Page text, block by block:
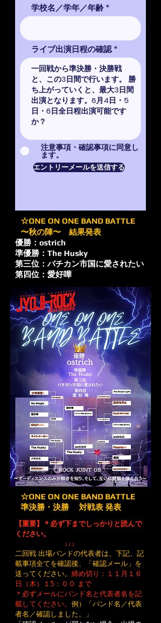
学校名／学年／年齢
ライブ出演日程の確認
注意事項・確認事項に同意し
ます。
エントリーメールを送信する
☆ONE ON ONE BAND BATTLE
〜秋の陣〜 結果発表
優勝：ostrich
準優勝：The Husky
第三位：バチカン市国に愛されたい
第四位：愛好嘩
☆ONE ON ONE BAND BATTLE
準決勝・決勝 対戦表 発表
【重要】
＊必ず下までしっかりと読んで
ください。
↓↓↓
二回戦 出場バンドの代表者は、下記、記
載事項全てを​確認後、「確認メール」を
送ってください。 締め切り：１１月１６
日（木）１5：００ まで
＊必ずメールにバンド名と代表者名を記
載してください。 ​例）「バンド名／代表
者名／確認しました。」